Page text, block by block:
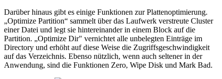
Darüber hinaus gibt es einige Funktionen zur Plattenoptimierung.
„Optimize Partition“ sammelt über das Laufwerk verstreute Cluster
einer Datei und legt sie hintereinander in einem Block auf die
Partition. „Optimize Dir" vernichtet alle unbelegten Einträge im
Directory und erhöht auf diese Weise die Zugriffsgeschwindigkeit
auf das Verzeichnis. Ebenso nützlich, wenn auch seltener in der
Anwendung, sind die Funktionen Zero, Wipe Disk und Mark Bad.